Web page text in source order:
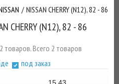
NISSAN CHERRY (N12), 82 - 86
(N12), 82 - 86
товаров. Всего 2 товаров
под заказ